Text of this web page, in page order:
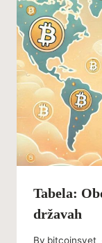
Tabela:
državah
By bitcoinsvet